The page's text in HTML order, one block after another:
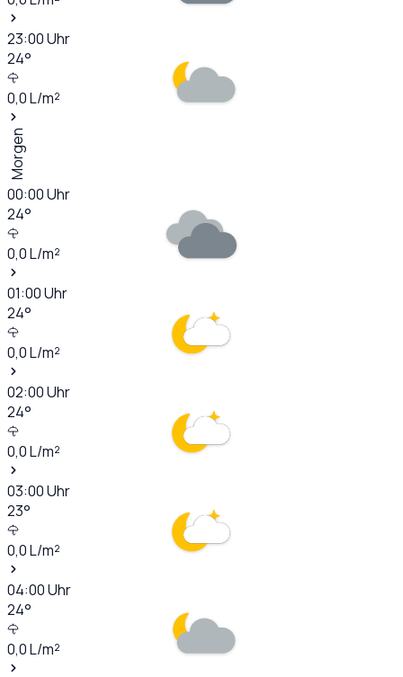
23:00Uhr
24°
0,0L/m²
Morgen
00:00Uhr
24°
0,0L/m²
01:00Uhr
24°
0,0L/m²
02:00Uhr
24°
0,0L/m²
03:00Uhr
23°
0,0L/m²
04:00Uhr
24°
0,0L/m²